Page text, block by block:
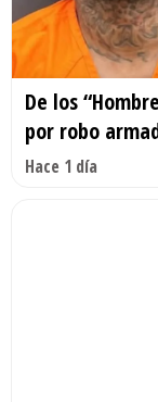
De los
por robo
Hace 1 día